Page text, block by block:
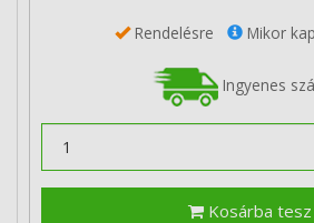
Rendelésre Mikor
Ingyenes
Kosárba tesz